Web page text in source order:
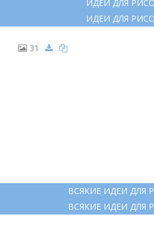
ИДЕИ ДЛЯ
ИДЕИ ДЛЯ
31
ВСЯКИЕ ИДЕИ ДЛЯ
ВСЯКИЕ ИДЕИ ДЛЯ